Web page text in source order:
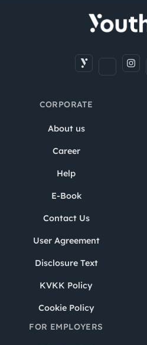
CORPORATE
About us
Career
Help
E-Book
Contact Us
User Agreement
Disclosure Text
KVKK Policy
Cookie Policy
FOR EMPLOYERS